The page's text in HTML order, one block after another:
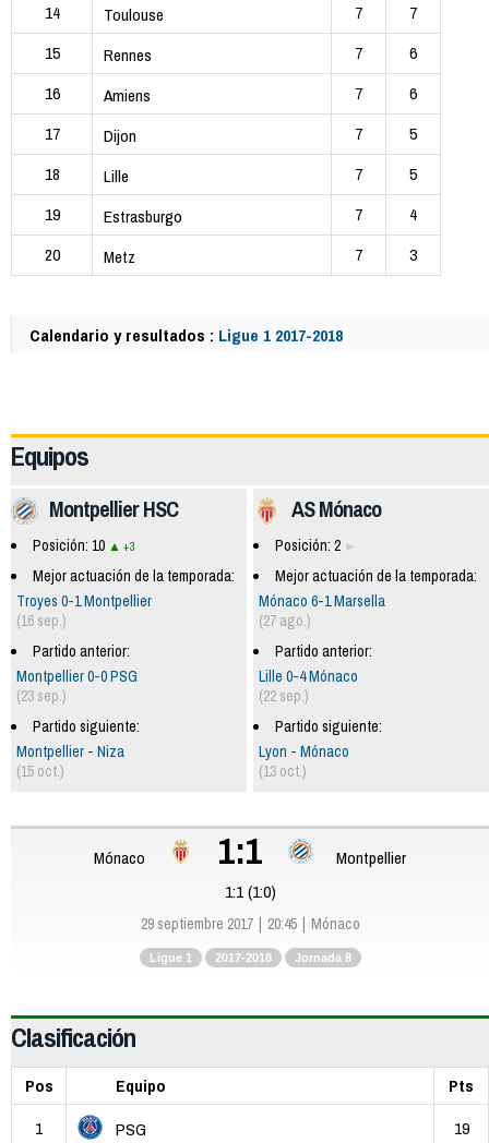
14
Toulouse 7
7
15
Rennes 7
6
16
Amiens 7
6
17
Dijon 7
5
18
Lille 7
5
19
Estrasburgo 7
4
20
Metz 7 3
Calendario y resultados : Ligue 1 2017-2018
Equipos
AS Mónaco
Posición: 2
Mejor actuación de la temporada:
Mónaco 6-1 Marsella
(27 ago.)
Partido anterior:
Lille 0-4 Mónaco
(22 sep.)
Partido siguiente:
Lyon - Mónaco
(13 oct.)
Montpellier HSC
Posición: 10 +3
Mejor actuación de la temporada:
Troyes 0-1 Montpellier
(16 sep.)
Partido anterior:
Montpellier 0-0 PSG
(23 sep.)
Partido siguiente:
Montpellier - Niza
(15 oct.)
Mónaco 1:1
Montpellier
1:1 (1:0)
29 septiembre 2017 20:45 Mónaco
Ligue 1 2017-2018 Jornada 8
Clasificación
Pos Equipo
Pts
1
PSG 19